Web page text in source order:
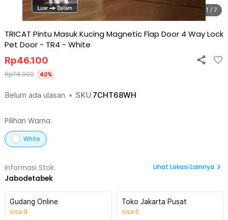
1 / 7
TRICAT Pintu Masuk Kucing Magnetic Flap Door 4 Way Lock
Pet Door - TR4 - White
Belum ada ulasan • SKU 7CHT68WH
Rp46.100
Rp78.900 42%
Pilihan Warna:
White
Informasi Stok:
Jabodetabek
Lihat Lokasi Lainnya
Gudang Online
sisa 9
Toko Jakarta Pusat
sisa 5